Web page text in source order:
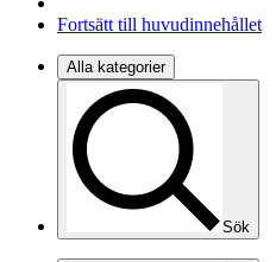
Fortsätt till huvudinnehållet
Alla kategorier
Sök